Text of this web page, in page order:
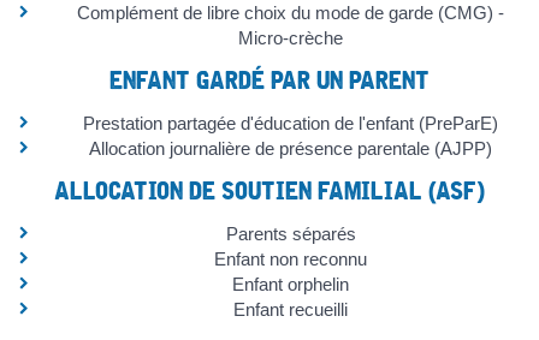
Complément de libre choix du mode de garde (CMG) -
Micro-crèche
ENFANT GARDÉ PAR UN PARENT
Prestation partagée d'éducation de l'enfant (PreParE)
Allocation journalière de présence parentale (AJPP)
ALLOCATION DE SOUTIEN FAMILIAL (ASF)
Parents séparés
Enfant non reconnu
Enfant orphelin
Enfant recueilli